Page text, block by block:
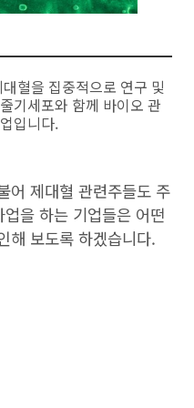
혈을 집중적으로 연구 및
기세포와 함께 바이오 관
입니다.
어 제대혈 관련주들도 주
을 하는 기업들은 어떤
해 보도록 하겠습니다.